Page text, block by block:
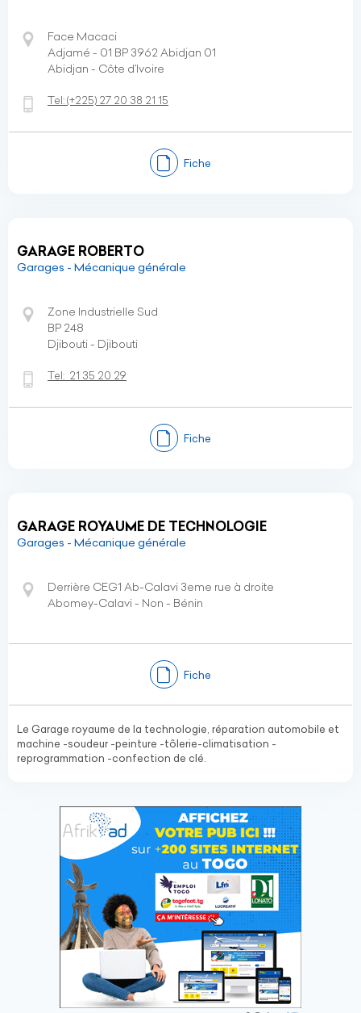
Face Macaci
Adjamé - 01 BP 3962 Abidjan 01
Abidjan - Côte d’Ivoire
Tel:(+225) 27 20 38 21 15
Fiche
GARAGE ROBERTO
Garages - Mécanique générale
Zone Industrielle Sud
BP 248
Djibouti - Djibouti
Tel: 21 35 20 29
Fiche
GARAGE ROYAUME DE TECHNOLOGIE
Garages - Mécanique générale
Derrière CEG1 Ab-Calavi 3eme rue à droite
Abomey-Calavi - Non - Bénin
Fiche
Le Garage royaume de la technologie, réparation automobile et
machine -soudeur -peinture -tôlerie-climatisation -
reprogrammation -confection de clé.